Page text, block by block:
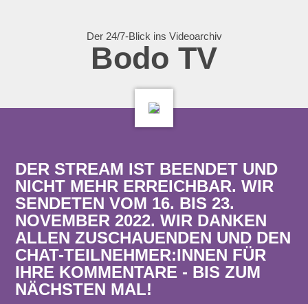
Der 24/7-Blick ins Videoarchiv
Bodo TV
DER STREAM IST BEENDET UND
NICHT MEHR ERREICHBAR. WIR
SENDETEN VOM 16. BIS 23.
NOVEMBER 2022. WIR DANKEN
ALLEN ZUSCHAUENDEN UND DEN
CHAT-TEILNEHMER:INNEN FÜR
IHRE KOMMENTARE - BIS ZUM
NÄCHSTEN MAL!